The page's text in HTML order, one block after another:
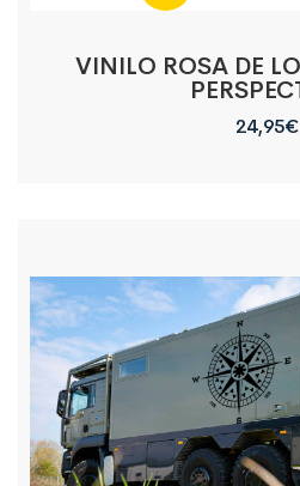
VINILO ROSA DE
24,95€